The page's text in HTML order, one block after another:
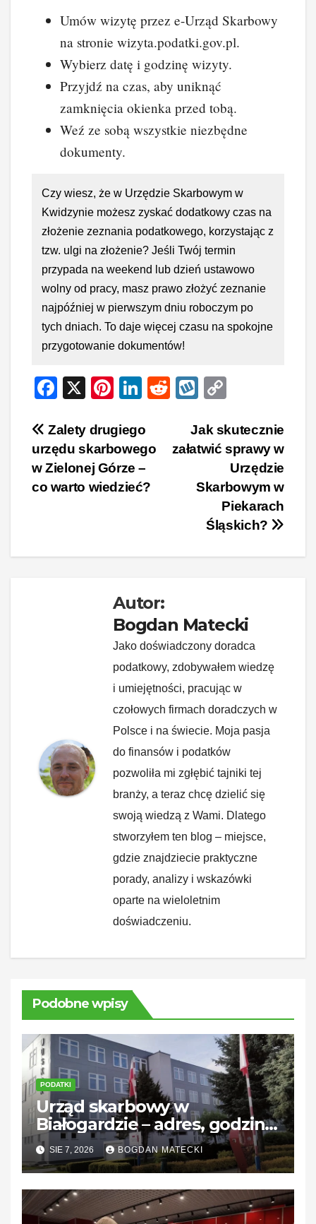
Umów wizytę przez e-Urząd Skarbowy
na stronie wizyta.podatki.gov.pl.
Wybierz datę i godzinę wizyty.
Przyjdź na czas, aby uniknąć
zamknięcia okienka przed tobą.
Weź ze sobą wszystkie niezbędne
dokumenty.
Czy wiesz, że w Urzędzie Skarbowym w
Kwidzynie możesz zyskać dodatkowy czas na
złożenie zeznania podatkowego, korzystając z
tzw. ulgi na złożenie? Jeśli Twój termin
przypada na weekend lub dzień ustawowo
wolny od pracy, masz prawo złożyć zeznanie
najpóźniej w pierwszym dniu roboczym po
tych dniach. To daje więcej czasu na spokojne
przygotowanie dokumentów!
F
c
e
b
X
Pi
er
e
st
Li
k
e
dI
R
di
W
o
p
p
y
Li
n
k
Nawigacja
wpisu
Jak skutecznie
załatwić sprawy w
Urzędzie
Skarbowym w
Piekarach
Śląskich?
Zalety drugiego
urzędu skarbowego
w Zielonej Górze –
co warto wiedzieć?
Autor:
Bogdan Matecki
Jako doświadczony doradca
podatkowy, zdobywałem wiedzę
i umiejętności, pracując w
czołowych firmach doradczych w
Polsce i na świecie. Moja pasja
do finansów i podatków
pozwoliła mi zgłębić tajniki tej
branży, a teraz chcę dzielić się
swoją wiedzą z Wami. Dlatego
stworzyłem ten blog – miejsce,
gdzie znajdziecie praktyczne
porady, analizy i wskazówki
oparte na wieloletnim
doświadczeniu.
Podobne wpisy
PODATKI
Urząd skarbowy w
Białogardzie – adres, godziny
i kontakt
SIE 7, 2026 BOGDAN MATECKI